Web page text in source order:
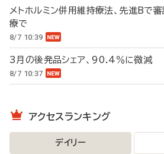
メトホルミン併用維持療法、先進B
療で
8/7 10:39
3月の後発品シェア、90.4％に微減
8/7 10:37
アクセスランキング
デイリー